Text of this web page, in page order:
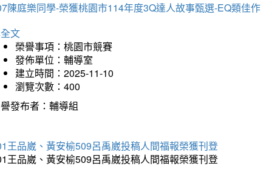
陳庭樂同學-榮獲桃園市114年度3Q達人故事甄選-EQ類佳作
文
榮譽事項：桃園市競賽
發佈單位：輔導室
建立時間：2025-11-10
瀏覽次數：400
發布者：輔導組
王品崴、黃安榆509呂禹崴投稿人間福報榮獲刊登
王品崴、黃安榆509呂禹崴投稿人間福報榮獲刊登